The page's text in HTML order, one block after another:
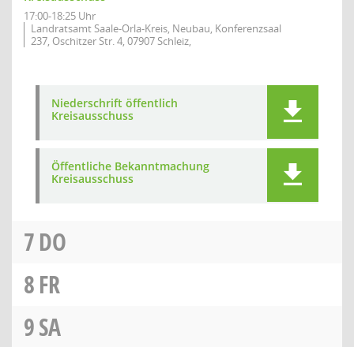
17:00-18:25 Uhr
Landratsamt Saale-Orla-Kreis, Neubau, Konferenzsaal
237, Oschitzer Str. 4, 07907 Schleiz,
Niederschrift öffentlich
Kreisausschuss
Öffentliche Bekanntmachung
Kreisausschuss
7DO
8FR
9SA